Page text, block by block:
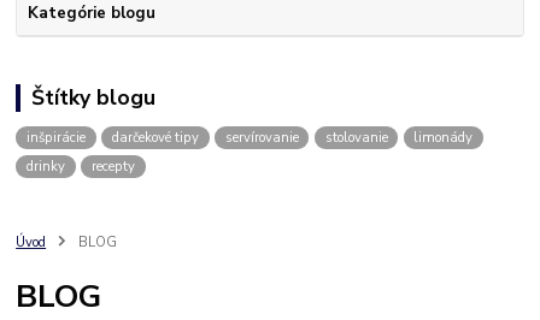
Kategórie blogu
Štítky blogu
inšpirácie darčekové tipy servírovanie stolovanie
limonády
drinky
recepty
Úvod BLOG
BLOG